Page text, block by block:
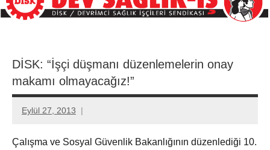
DİSK: “İşçi düşmanı düzenlemelerin onay
makamı olmayacağız!”
Eylül 27, 2013
Aksu
Çalışma ve Sosyal Güvenlik Bakanlığının düzenlediği 10.